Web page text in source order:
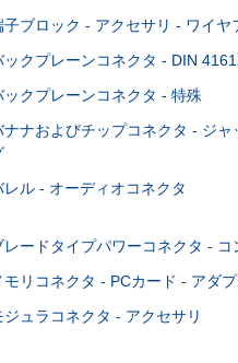
子ブロック - アクセサリ - ワイヤ
ックプレーンコネクタ - DIN
ックプレーンコネクタ - 特殊
ナナおよびチップコネクタ - ジャ
レル - オーディオコネクタ
レードタイプパワーコネクタ - コ
モリコネクタ - PCカード - アダプ
ジュラコネクタ - アクセサリ